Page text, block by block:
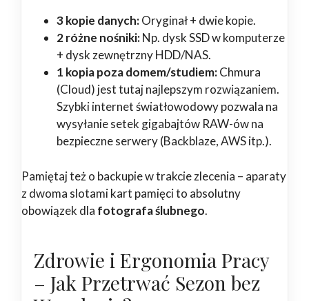
3 kopie danych:Oryginał + dwie kopie.
2 różne nośniki:Np. dysk SSD w komputerze
+ dysk zewnętrzny HDD/NAS.
1 kopia poza domem/studiem:Chmura
(Cloud) jest tutaj najlepszym rozwiązaniem.
Szybki internet światłowodowy pozwala na
wysyłanie setek gigabajtów RAW-ów na
bezpieczne serwery (Backblaze, AWS itp.).
Pamiętaj też o backupie w trakcie zlecenia – aparaty
z dwoma slotami kart pamięci to absolutny
obowiązek dla fotografa ślubnego.
Zdrowie i Ergonomia Pracy
– Jak Przetrwać Sezon bez